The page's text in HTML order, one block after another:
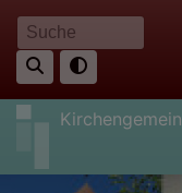
Direkt
zum
Inhalt
Suche